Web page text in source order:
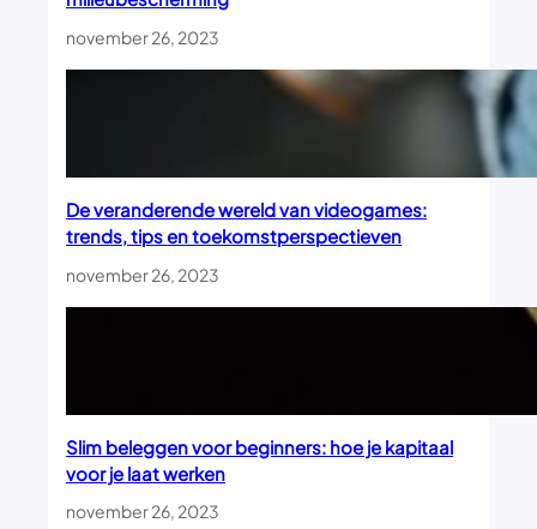
november 26, 2023
De veranderende wereld van videogames:
trends, tips en toekomstperspectieven
november 26, 2023
Slim beleggen voor beginners: hoe je kapitaal
voor je laat werken
november 26, 2023